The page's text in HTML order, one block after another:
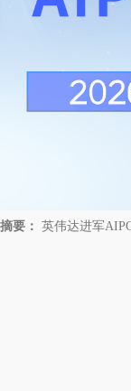
摘要： 英伟达进军